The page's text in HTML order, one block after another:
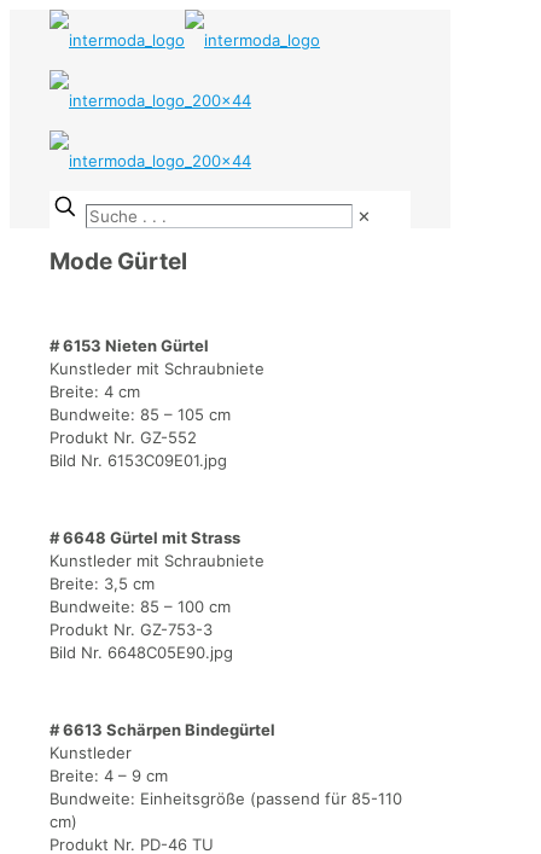
✕
Mode Gürtel
# 6153 Nieten Gürtel
Kunstleder mit Schraubniete
Breite: 4 cm
Bundweite: 85 – 105 cm
Produkt Nr. GZ-552
Bild Nr. 6153C09E01.jpg
# 6648 Gürtel mit Strass
Kunstleder mit Schraubniete
Breite: 3,5 cm
Bundweite: 85 – 100 cm
Produkt Nr. GZ-753-3
Bild Nr. 6648C05E90.jpg
# 6613 Schärpen Bindegürtel
Kunstleder
Breite: 4 – 9 cm
Bundweite: Einheitsgröße (passend für 85-110
cm)
Produkt Nr. PD-46 TU